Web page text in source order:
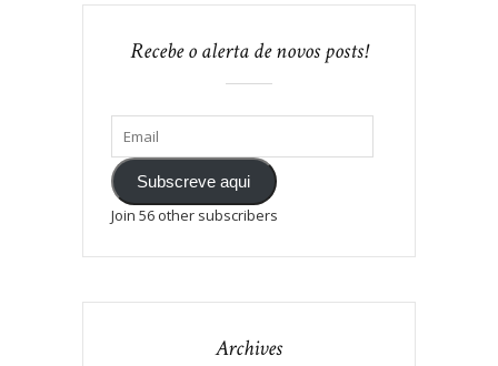
Recebe o alerta de novos posts!
Subscreve aqui
Join 56 other subscribers
Archives